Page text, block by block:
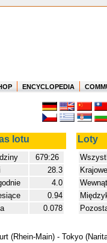
in the world have you flown?
long have you been in the air?
own FlightMemory and see!
ENCYCLOPEDIA
lotu Loty
679:26
28.3
4.0
0.94
0.078
Krajowe
(Rhein-Main) - Tokyo